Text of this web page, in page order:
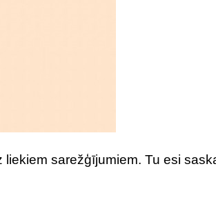
sarežģījumiem. Tu esi